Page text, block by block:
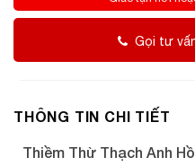
Gọi tư
THÔNG TIN CHI TIẾT
Thiềm Thừ Thạch Anh